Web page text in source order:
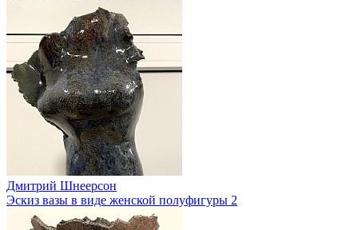
Дмитрий Шнеерсон
Эскиз вазы в виде женской полуфигуры 2